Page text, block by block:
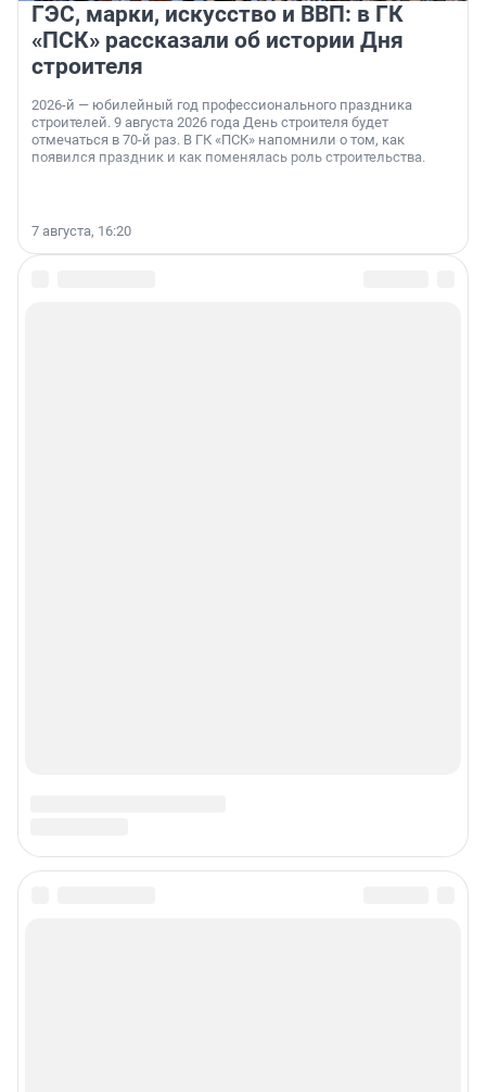
ГЭС, марки, искусство и ВВП: в ГК
«ПСК» рассказали об истории Дня
строителя
2026-й — юбилейный год профессионального праздника
строителей. 9 августа 2026 года День строителя будет
отмечаться в 70-й раз. В ГК «ПСК» напомнили о том, как
появился праздник и как поменялась роль строительства.
7 августа, 16:20